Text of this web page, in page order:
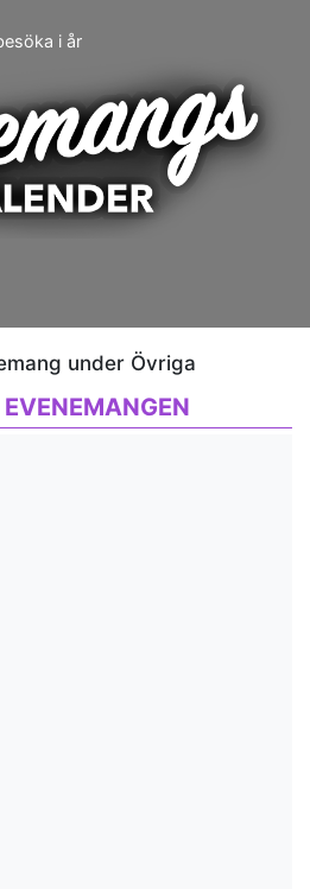
i år
under Övriga